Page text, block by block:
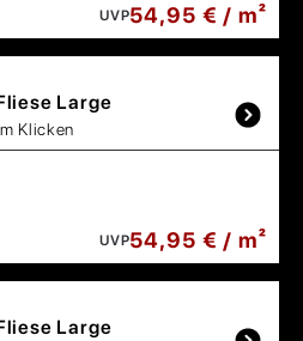
UVP54,95 € / m²
Large
Klicken
UVP54,95 € / m²
Large